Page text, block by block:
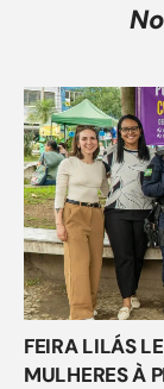
FEIRA LILÁS
MULHERES À